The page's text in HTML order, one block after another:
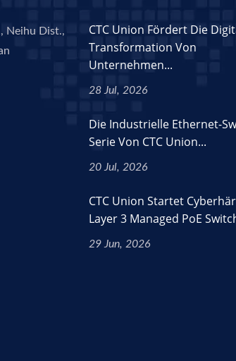
Neihu Dist.,
CTC Union Fördert Die
Transformation Von
Unternehmen...
28 Jul, 2026
Die Industrielle Ethernet-
Serie Von CTC Union...
20 Jul, 2026
CTC Union Startet
Layer 3 Managed PoE
29 Jun, 2026